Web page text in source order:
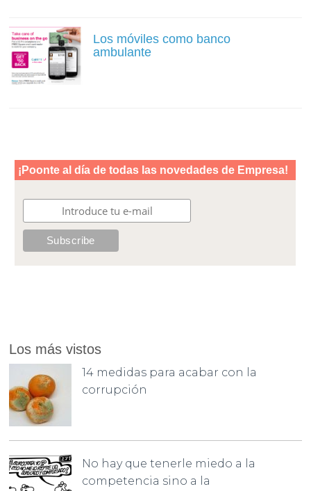
Los móviles como banco
ambulante
Los más vistos
14 medidas para acabar con la
corrupción
No hay que tenerle miedo a la
competencia sino a la